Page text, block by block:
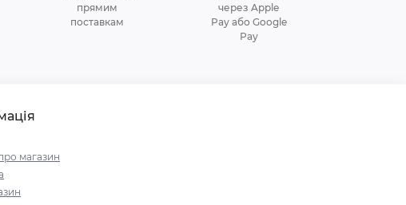
прямим
поставкам
через Apple
Pay або Google
Pay
магазин